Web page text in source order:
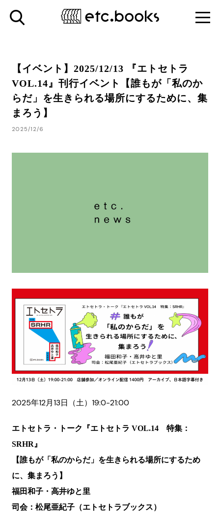
【イベント】2025/12/13 『エトセトラ
VOL.14』刊行イベント【誰もが「私のか
らだ」を生きられる場所にするために、集
まろう】
2025/12/6
2025年12月13日（土）19:0-21:00
エトセトラ・トーク『エトセトラ VOL.14 特集：
SRHR』
【誰もが「私のからだ」を生きられる場所にするため
に、集まろう】
福田和子・高井ゆと里
司会：松尾亜紀子（エトセトラブックス）